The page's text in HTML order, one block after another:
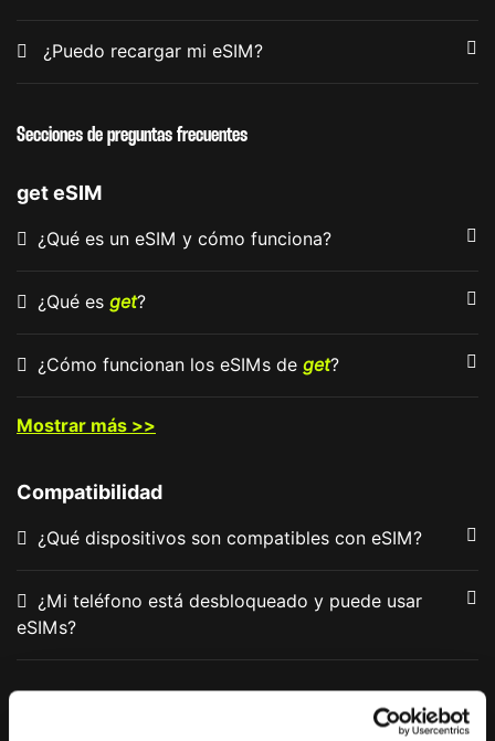
¿Puedo recargar mi eSIM?
Secciones de preguntas frecuentes
get eSIM
¿Qué es un eSIM y cómo funciona?
¿Qué esget?
¿Cómo funcionan los eSIMs deget?
Mostrar más >>
Compatibilidad
¿Qué dispositivos son compatibles con eSIM?
¿Mi teléfono está desbloqueado y puede usar
eSIMs?